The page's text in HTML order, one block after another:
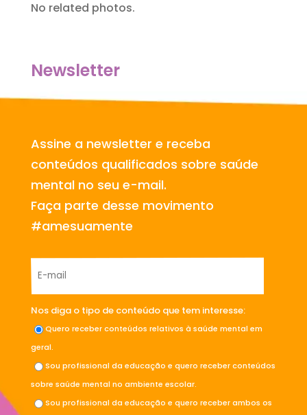
No related photos.
Newsletter
Assine a newsletter e receba
conteúdos qualificados sobre saúde
mental no seu e-mail.
Faça parte desse movimento
#amesuamente
Nos diga o tipo de conteúdo que tem interesse:
Quero receber conteúdos relativos à saúde mental em
geral.
Sou profissional da educação e quero receber conteúdos
sobre saúde mental no ambiente escolar.
Sou profissional da educação e quero receber ambos os